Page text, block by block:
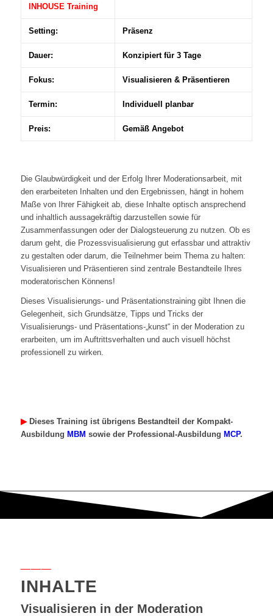
INHOUSE Training
Setting: Präsenz
Dauer: Konzipiert für 3 Tage
Fokus: Visualisieren & Präsentieren
Termin: Individuell planbar
Preis: Gemäß Angebot
Die Glaubwürdigkeit und der Erfolg Ihrer Moderationsarbeit, mit
den erarbeiteten Inhalten und den Ergebnissen, hängt in hohem
Maße von Ihrer Fähigkeit ab, diese Inhalte optisch ansprechend
und inhaltlich aussagekräftig darzustellen sowie für
Zusammenfassungen oder der Dialogsteuerung zu nutzen. Ob es
darum geht, die Prozessvisualisierung gut erfassbar und attraktiv
zu gestalten oder darum, die Teilnehmer beim Thema zu halten:
Visualisieren und Präsentieren sind zentrale Bestandteile Ihres
moderatorischen Könnens!
Dieses Visualisierungs- und Präsentationstraining gibt Ihnen die
Gelegenheit, sich Grundsätze, Tipps und Tricks der
Visualisierungs- und Präsentations-„kunst“ in der Moderation zu
erarbeiten, um im Auftrittsverhalten und auch visuell höchst
professionell zu wirken.
▶︎Dieses Training ist übrigens Bestandteil der Kompakt-
Ausbildung MBM sowie der Professional-Ausbildung MCP.
INHALTE
Visualisieren in der Moderation